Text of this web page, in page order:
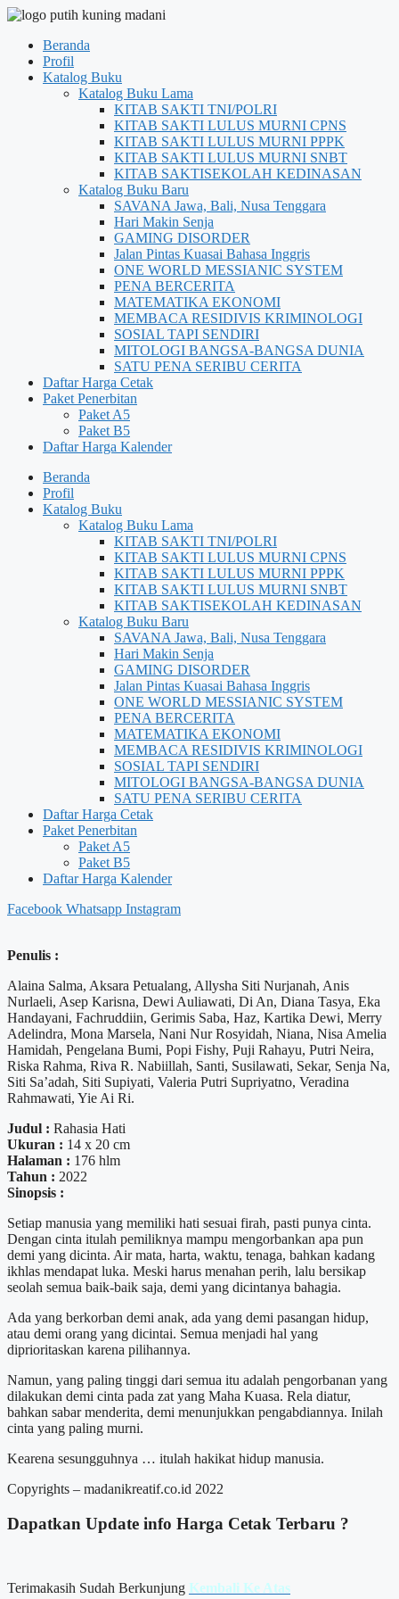
Beranda
Profil
Katalog Buku
Katalog Buku Lama
KITAB SAKTI TNI/POLRI
KITAB SAKTI LULUS MURNI CPNS
KITAB SAKTI LULUS MURNI PPPK
KITAB SAKTI LULUS MURNI SNBT
KITAB SAKTISEKOLAH KEDINASAN
Katalog Buku Baru
SAVANA Jawa, Bali, Nusa Tenggara
Hari Makin Senja
GAMING DISORDER
Jalan Pintas Kuasai Bahasa Inggris
ONE WORLD MESSIANIC SYSTEM
PENA BERCERITA
MATEMATIKA EKONOMI
MEMBACA RESIDIVIS KRIMINOLOGI
SOSIAL TAPI SENDIRI
MITOLOGI BANGSA-BANGSA DUNIA
SATU PENA SERIBU CERITA
Daftar Harga Cetak
Paket Penerbitan
Paket A5
Paket B5
Daftar Harga Kalender
Beranda
Profil
Katalog Buku
Katalog Buku Lama
KITAB SAKTI TNI/POLRI
KITAB SAKTI LULUS MURNI CPNS
KITAB SAKTI LULUS MURNI PPPK
KITAB SAKTI LULUS MURNI SNBT
KITAB SAKTISEKOLAH KEDINASAN
Katalog Buku Baru
SAVANA Jawa, Bali, Nusa Tenggara
Hari Makin Senja
GAMING DISORDER
Jalan Pintas Kuasai Bahasa Inggris
ONE WORLD MESSIANIC SYSTEM
PENA BERCERITA
MATEMATIKA EKONOMI
MEMBACA RESIDIVIS KRIMINOLOGI
SOSIAL TAPI SENDIRI
MITOLOGI BANGSA-BANGSA DUNIA
SATU PENA SERIBU CERITA
Daftar Harga Cetak
Paket Penerbitan
Paket A5
Paket B5
Daftar Harga Kalender
Facebook Whatsapp Instagram
Penulis :
Alaina Salma, Aksara Petualang, Allysha Siti Nurjanah, Anis
Nurlaeli, Asep Karisna, Dewi Auliawati, Di An, Diana Tasya, Eka
Handayani, Fachruddiin, Gerimis Saba, Haz, Kartika Dewi, Merry
Adelindra, Mona Marsela, Nani Nur Rosyidah, Niana, Nisa Amelia
Hamidah, Pengelana Bumi, Popi Fishy, Puji Rahayu, Putri Neira,
Riska Rahma, Riva R. Nabiillah, Santi, Susilawati, Sekar, Senja Na,
Siti Sa’adah, Siti Supiyati, Valeria Putri Supriyatno, Veradina
Rahmawati, Yie Ai Ri.
Judul : Rahasia Hati
Ukuran : 14 x 20 cm
Halaman : 176 hlm
Tahun : 2022
Sinopsis :
Setiap manusia yang memiliki hati sesuai firah, pasti punya cinta.
Dengan cinta itulah pemiliknya mampu mengorbankan apa pun
demi yang dicinta. Air mata, harta, waktu, tenaga, bahkan kadang
ikhlas mendapat luka. Meski harus menahan perih, lalu bersikap
seolah semua baik-baik saja, demi yang dicintanya bahagia.
Ada yang berkorban demi anak, ada yang demi pasangan hidup,
atau demi orang yang dicintai. Semua menjadi hal yang
diprioritaskan karena pilihannya.
Namun, yang paling tinggi dari semua itu adalah pengorbanan yang
dilakukan demi cinta pada zat yang Maha Kuasa. Rela diatur,
bahkan sabar menderita, demi menunjukkan pengabdiannya. Inilah
cinta yang paling murni.
Kearena sesungguhnya … itulah hakikat hidup manusia.
Copyrights – madanikreatif.co.id 2022
Dapatkan Update info Harga Cetak Terbaru ?
Terimakasih Sudah Berkunjung Kembali Ke Atas